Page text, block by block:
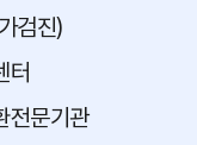
검진)
터
전문기관